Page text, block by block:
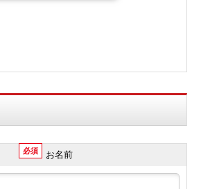
必須 お名前